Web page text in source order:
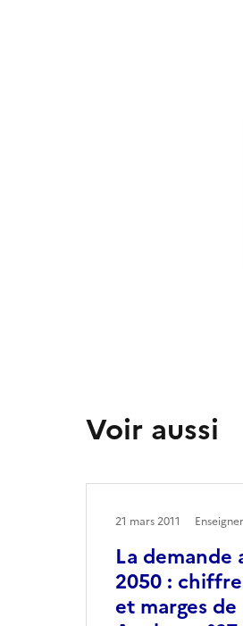
Voir aussi
La demande
2050 :
et marges
21 mars 2011